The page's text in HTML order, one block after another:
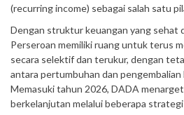
(recurring income) sebagai salah satu
Dengan struktur keuangan yang sehat
Perseroan memiliki ruang untuk terus
secara selektif dan terukur, dengan
antara pertumbuhan dan pengembalian
Memasuki tahun 2026, DADA
berkelanjutan melalui beberapa